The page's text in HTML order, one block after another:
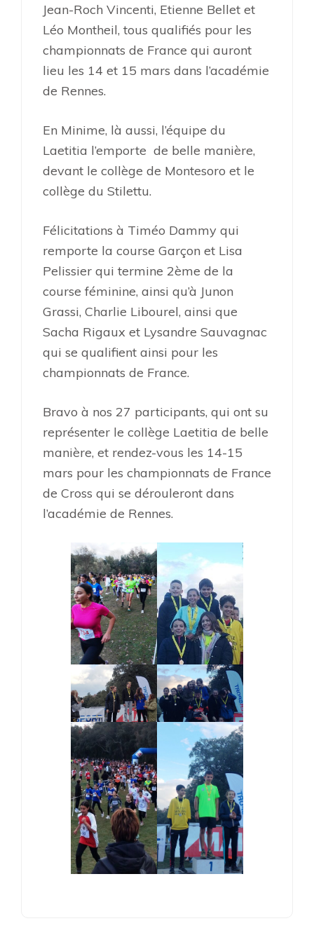
Jean-Roch Vincenti, Etienne Bellet et
Léo Montheil, tous qualifiés pour les
championnats de France qui auront
lieu les 14 et 15 mars dans l’académie
de Rennes.
En Minime, là aussi, l’équipe du
Laetitia l’emporte de belle manière,
devant le collège de Montesoro et le
collège du Stilettu.
Félicitations à Timéo Dammy qui
remporte la course Garçon et Lisa
Pelissier qui termine 2ème de la
course féminine, ainsi qu’à Junon
Grassi, Charlie Libourel, ainsi que
Sacha Rigaux et Lysandre Sauvagnac
qui se qualifient ainsi pour les
championnats de France.
Bravo à nos 27 participants, qui ont su
représenter le collège Laetitia de belle
manière, et rendez-vous les 14-15
mars pour les championnats de France
de Cross qui se dérouleront dans
l’académie de Rennes.